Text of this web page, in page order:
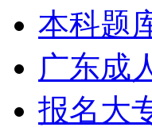
本科题
广东成
报名大